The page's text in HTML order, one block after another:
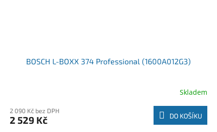
BOSCH L-BOXX 374 Professional (1600A012G3)
Skladem
2 090 Kč bez DPH
2 529 Kč DO KOŠÍKU